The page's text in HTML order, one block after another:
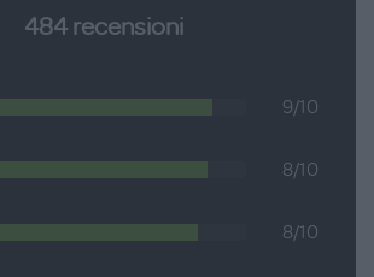
484 recensioni
9/10
8/10
8/10